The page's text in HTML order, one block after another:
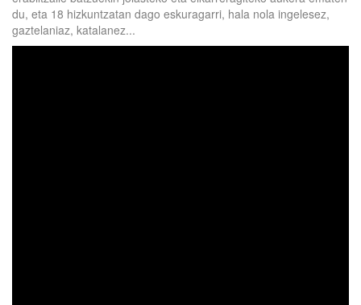
du, eta 18 hizkuntzatan dago eskuragarri, hala nola ingelesez,
gaztelaniaz, katalanez...